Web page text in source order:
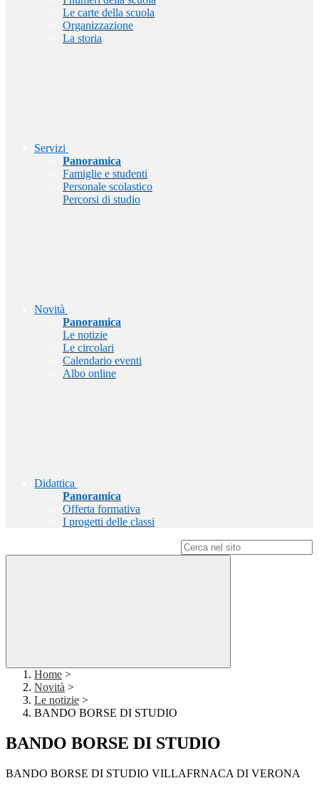
Le carte della scuola
Organizzazione
La storia
Servizi
Panoramica
Famiglie e studenti
Personale scolastico
Percorsi di studio
Novità
Panoramica
Le notizie
Le circolari
Calendario eventi
Albo online
Didattica
Panoramica
Offerta formativa
I progetti delle classi
Home >
Novità >
Le notizie >
BANDO BORSE DI STUDIO
BANDO BORSE DI STUDIO
BANDO BORSE DI STUDIO VILLAFRNACA DI VERONA